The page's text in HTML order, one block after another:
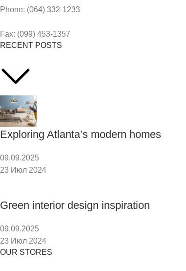
Phone: (064) 332-1233
Fax: (099) 453-1357
RECENT POSTS
Exploring Atlanta’s modern homes
09.09.2025
23 Июл 2024
Green interior design inspiration
09.09.2025
23 Июл 2024
OUR STORES